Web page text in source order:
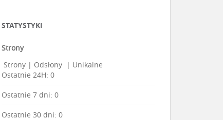
STATYSTYKI
Strony
Strony | Odsłony | Unikalne
Ostatnie 24H: 0
Ostatnie 7 dni: 0
Ostatnie 30 dni: 0